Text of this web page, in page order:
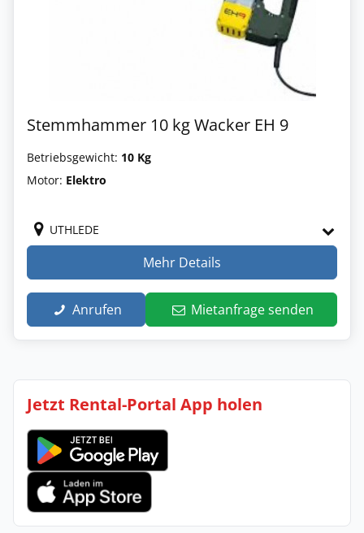
Stemmhammer 10 kg Wacker EH 9
Betriebsgewicht: 10 Kg
Motor: Elektro
UTHLEDE
Mehr Details
Anrufen Mietanfrage senden
Jetzt Rental-Portal App holen